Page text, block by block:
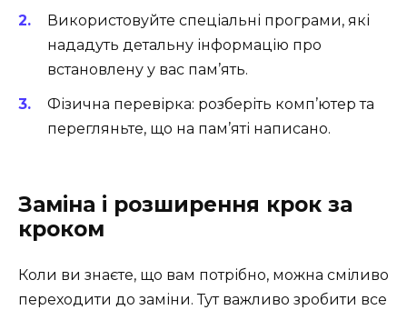
Використовуйте спеціальні програми, які
нададуть детальну інформацію про
встановлену у вас пам’ять.
Фізична перевірка: розберіть комп’ютер та
перегляньте, що на пам’яті написано.
Заміна і розширення крок за
кроком
Коли ви знаєте, що вам потрібно, можна сміливо
переходити до заміни. Тут важливо зробити все